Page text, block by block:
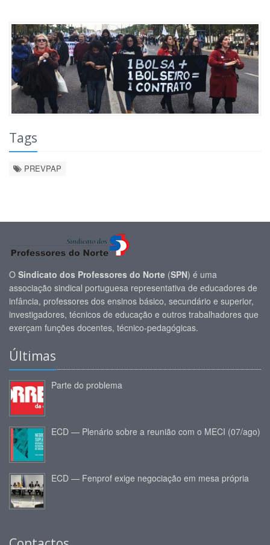
Tags
PREVPAP
O Sindicato dos Professores do Norte (SPN) é uma
associação sindical portuguesa representativa de educadores de
infância, professores dos ensinos básico, secundário e superior,
investigadores, técnicos de educação e outros trabalhadores que
exerçam funções docentes, técnico-pedagógicas.
Últimas
Parte do problema
ECD — Plenário sobre a reunião com o MECI (07/ago)
ECD — Fenprof exige negociação em mesa própria